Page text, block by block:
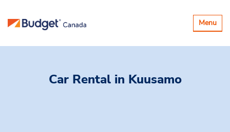
Basculer
la
Menu
Car Rental in Kuusamo